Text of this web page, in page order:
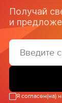
Получай
и
Я согласен(на)